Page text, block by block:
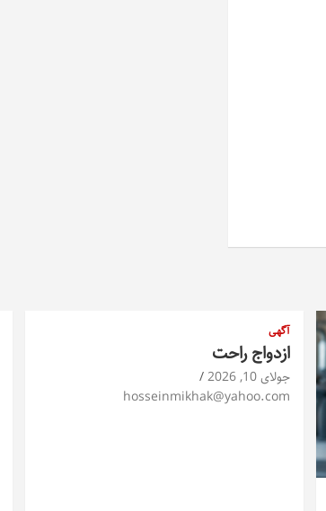
آگهی
ازدواج راحت
جولای 10, 2026
hosseinmikhak@yahoo.com